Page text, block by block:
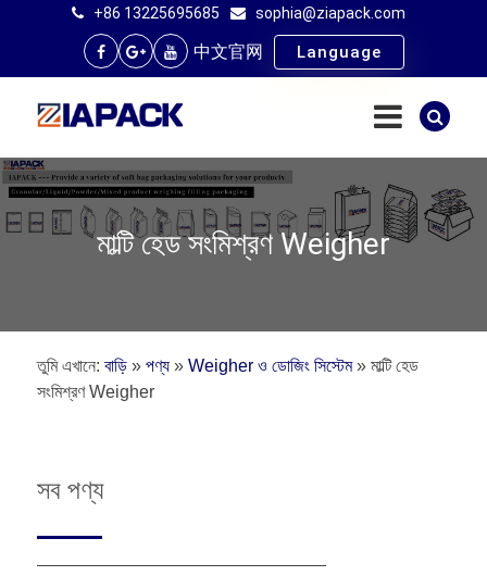
+86 13225695685 sophia@ziapack.com
中文官网 Language
মাল্টি হেড সংমিশ্রণ Weigher
তুমি এখানে: বাড়ি » পণ্য » Weigher ও ডোজিং সিস্টেম» মাল্টি হেড
সংমিশ্রণ Weigher
সব পণ্য